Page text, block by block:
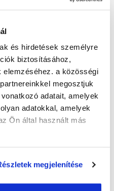
és hirdetések személyre
biztosításához,
elemzéséhez. a közösségi
megosztjuk
adatait, amelyek
adatokkal, amelyek
Ön által használt más
megjelenítése
09-23